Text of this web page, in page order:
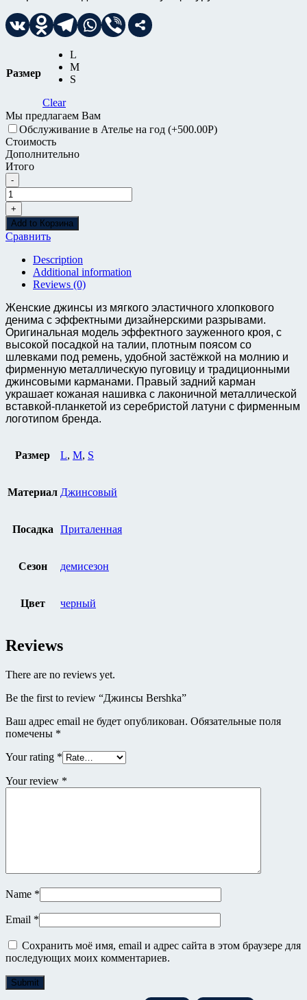
Размер
L
M
S
Clear
Мы предлагаем Вам
Обслуживание в Ателье на год (+500.00Р)
Стоимость
Дополнительно
Итого
-
Джинсы
Bershka
Количество
+
Add to Корзина
Сравнить
Description
Additional information
Reviews (0)
Женские джинсы из мягкого эластичного хлопкового
денима с эффектными дизайнерскими разрывами.
Оригинальная модель эффектного зауженного кроя, с
высокой посадкой на талии, плотным поясом со
шлевками под ремень, удобной застёжкой на молнию и
фирменную металлическую пуговицу и традиционными
джинсовыми карманами. Правый задний карман
украшает кожаная нашивка с лаконичной металлической
вставкой-планкетой из серебристой латуни с фирменным
логотипом бренда.
Размер L, M, S
Материал Джинсовый
Посадка Приталенная
Сезон демисезон
Цвет черный
Reviews
There are no reviews yet.
Be the first to review “Джинсы Bershka”
Ваш адрес email не будет опубликован. Обязательные поля
помечены *
Your rating *
Your review *
Name *
Email *
Сохранить моё имя, email и адрес сайта в этом браузере для
последующих моих комментариев.